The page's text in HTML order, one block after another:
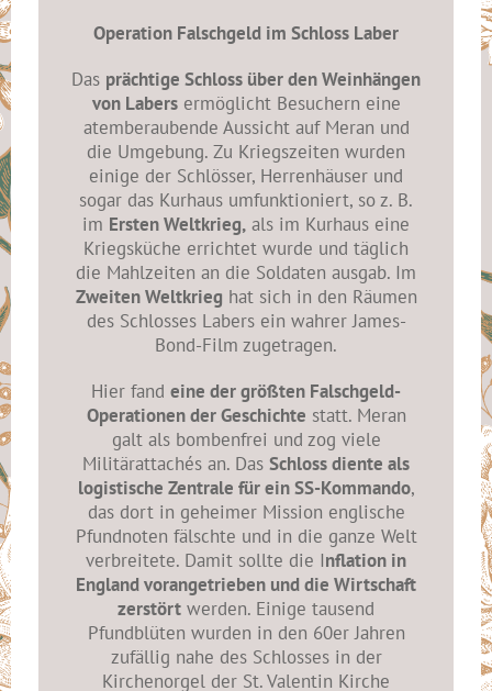
Operation Falschgeld im Schloss Laber
Das prächtige Schloss über den Weinhängen
von Labersermöglicht Besuchern eine
atemberaubende Aussicht auf Meran und
die Umgebung. Zu Kriegszeiten wurden
einige der Schlösser, Herrenhäuser und
sogar das Kurhaus umfunktioniert, so z. B.
im Ersten Weltkrieg, als im Kurhaus eine
Kriegsküche errichtet wurde und täglich
die Mahlzeiten an die Soldaten ausgab. Im
Zweiten Weltkrieg hat sich in den Räumen
des Schlosses Labers ein wahrer James-
Bond-Film zugetragen.
Hier fand eine der größten Falschgeld-
Operationen der Geschichte statt. Meran
galt als bombenfrei und zog viele
Militärattachés an. Das Schloss diente als
logistische Zentrale für ein SS-Kommando,
das dort in geheimer Mission englische
Pfundnoten fälschte und in die ganze Welt
verbreitete. Damit sollte die Inflation in
England vorangetrieben und die Wirtschaft
zerstört werden. Einige tausend
Pfundblüten wurden in den 60er Jahren
zufällig nahe des Schlosses in der
Kirchenorgel der St. Valentin Kirche